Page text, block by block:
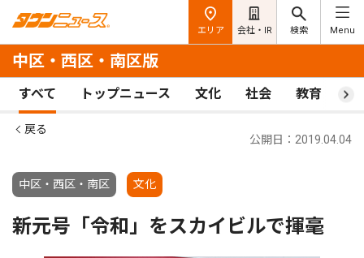
エリア 会社・IR 検索 Menu
中区・西区・南区版
すべて トップニュース 文化 社会 教育 ス
戻る
中区・西区・南区 文化
公開日：2019.04.04
新元号「令和」をスカイビルで揮毫